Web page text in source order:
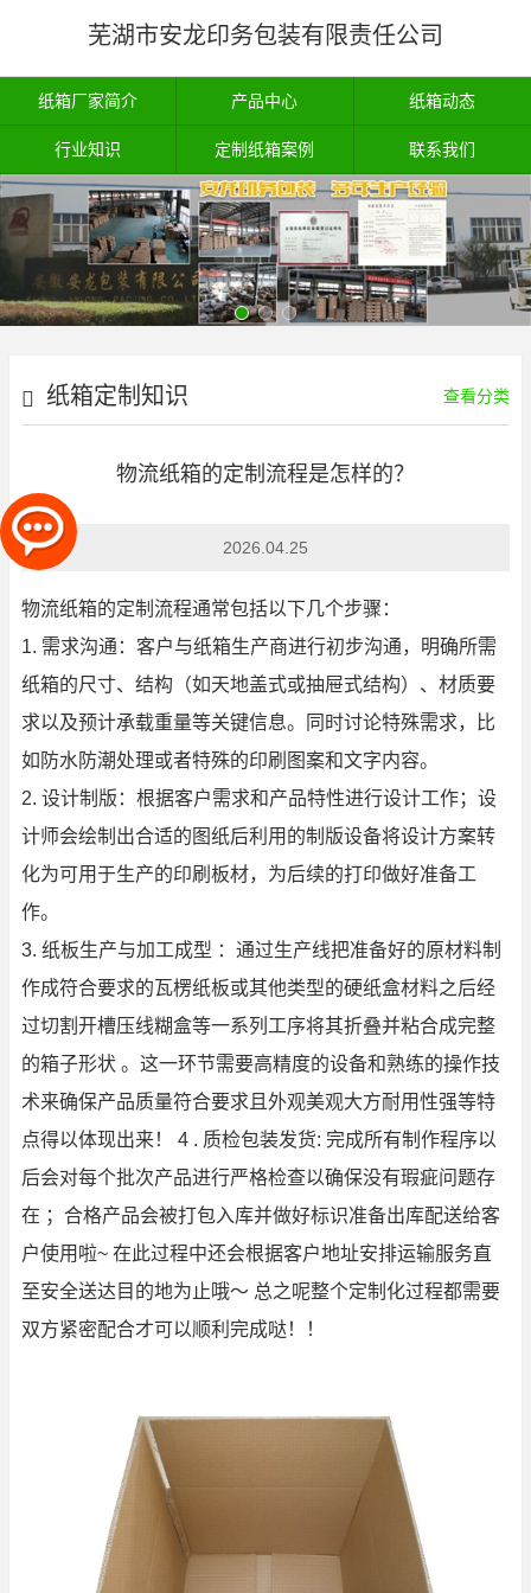
芜湖市安龙印务包装有限责任公司
纸箱厂家简介 产品中心 纸箱动态
行业知识 定制纸箱案例 联系我们
纸箱定制知识 查看分类
物流纸箱的定制流程是怎样的？
2026.04.25
物流纸箱的定制流程通常包括以下几个步骤：
1. 需求沟通：客户与纸箱生产商进行初步沟通，明确所需
纸箱的尺寸、结构（如天地盖式或抽屉式结构）、材质要
求以及预计承载重量等关键信息。同时讨论特殊需求，比
如防水防潮处理或者特殊的印刷图案和文字内容。
2. 设计制版：根据客户需求和产品特性进行设计工作；设
计师会绘制出合适的图纸后利用的制版设备将设计方案转
化为可用于生产的印刷板材，为后续的打印做好准备工
作。
3. 纸板生产与加工成型 ：通过生产线把准备好的原材料制
作成符合要求的瓦楞纸板或其他类型的硬纸盒材料之后经
过切割开槽压线糊盒等一系列工序将其折叠并粘合成完整
的箱子形状 。这一环节需要高精度的设备和熟练的操作技
术来确保产品质量符合要求且外观美观大方耐用性强等特
点得以体现出来！ 4 . 质检包装发货: 完成所有制作程序以
后会对每个批次产品进行严格检查以确保没有瑕疵问题存
在 ；合格产品会被打包入库并做好标识准备出库配送给客
户使用啦~ 在此过程中还会根据客户地址安排运输服务直
至安全送达目的地为止哦～ 总之呢整个定制化过程都需要
双方紧密配合才可以顺利完成哒！！